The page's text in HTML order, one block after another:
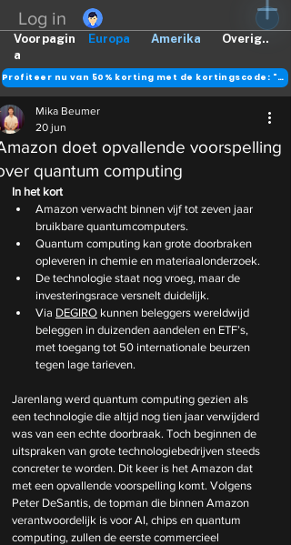
Log in
Europa Amerika Overig..
Voorpagin
a
Profiteer nu van 50% korting met de kortingscode: "DANK"
doet opvallende voorspelling
quantum computing
Mika Beumer
20 jun
In het kort
Amazon verwacht binnen vijf tot zeven jaar
bruikbare quantumcomputers.
Quantum computing kan grote doorbraken
opleveren in chemie en materiaalonderzoek.
De technologie staat nog vroeg, maar de
investeringsrace versnelt duidelijk.
Via DEGIRO kunnen beleggers wereldwijd
beleggen in duizenden aandelen en ETF’s,
met toegang tot 50 internationale beurzen
tegen lage tarieven.
Jarenlang werd quantum computing gezien als
een technologie die altijd nog tien jaar verwijderd
was van een echte doorbraak. Toch beginnen de
uitspraken van grote technologiebedrijven steeds
concreter te worden. Dit keer is het Amazon dat
met een opvallende voorspelling komt. Volgens
Peter DeSantis, de topman die binnen Amazon
verantwoordelijk is voor AI, chips en quantum
computing, zullen de eerste commercieel